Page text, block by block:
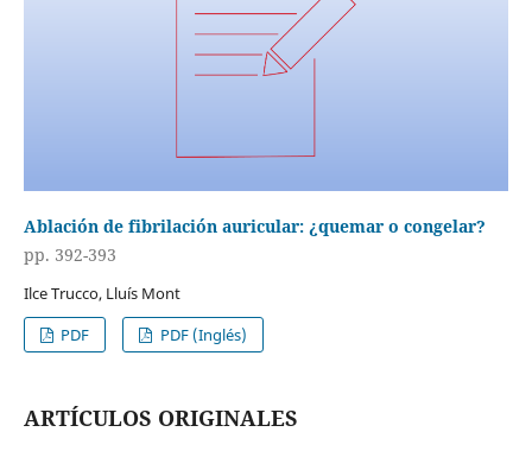
Ablación de fibrilación auricular: ¿quemar o congelar?
pp. 392-393
Ilce Trucco, Lluís Mont
PDF
PDF (Inglés)
ARTÍCULOS ORIGINALES